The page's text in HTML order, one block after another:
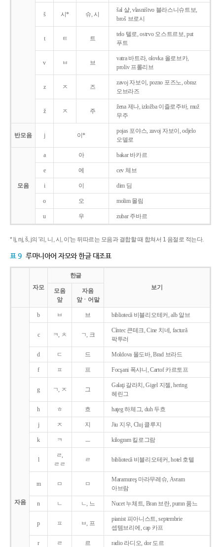
š 시* 슈, 시
šal 샬, vlasništvo 블라스니슈트보,
broš 브로시
t ㅌ 트
telo 텔로, ostrvo 오스트르보, put
푸트
v ㅂ 브
vatra 바트라, olovka 올로브카,
proliv 프롤리브
z ㅈ 즈
zavoj 자보이, pozno 포즈노, obraz
오브라즈
ž ㅈ 주
žena 제나, izložba 이즐로주바, muž
무주
반모음 j 이*
pojas 포야스, zavoj 자보이, odjelo
오델로
모음
a 아 bakar 바카르
e 에 cev 체브
i 이 dim 딤
o 오 molim 몰림
u 우 zubar 주바르
* lj, nj, š, j의 '리, 니, 시, 이'는 뒤따르는 모음과 결합할 때 합쳐서 1 음절로 적는다.
표 9 루마니아어 자모와 한글 대조표
자모
한글
보기
모음
앞
자음
앞ㆍ어말
자음
b ㅂ 브 bibliotecǎ 비블리오테커, alb 알브
c ㅋ, ㅊ ㄱ, 크
Cîntec 큰테크, Cine 치네, facturǎ
팍투러
d ㄷ 드 Moldova 몰도바, Brad 브라드
f ㅍ 프 Focşani 폭샤니, Cartof 카르토프
g ㄱ, ㅈ 그
Galaţi 갈라치, Gigel 지젤, hering
헤린그
h ㅎ 흐 haţeg 하체그, duh 두흐
j ㅈ 지 Jiu 지우, Cluj 클루지
k ㅋ ㅡ kilogram 킬로그람
l
ㄹ,
ㄹㄹ
ㄹ bibliotecǎ 비블리오테커, hotel 호텔
m ㅁ ㅁ
Maramureş 마라무레슈, Avram
아브람
n ㄴ ㄴ, 느 Nucet 누체트, Bran 브란, pumn 품느
p ㅍ ㅂ, 프
pianist 피아니스트, septembrie
셉템브리에, cap 카프
r ㄹ 르 radio 라디오, dor 도르